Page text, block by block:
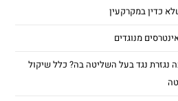
כדין במקרקעין
מנוגדים
נגזרת נגד בעל השליטה בה? כלל שיקול